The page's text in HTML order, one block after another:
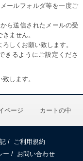
ールフォルダ等を一度ご
ら送信されたメールの受
ません。
しくお願い致します。
きるようにご設定くださ
します。
ページ カートの中
/
ご利用規約
ー / お問い合わせ